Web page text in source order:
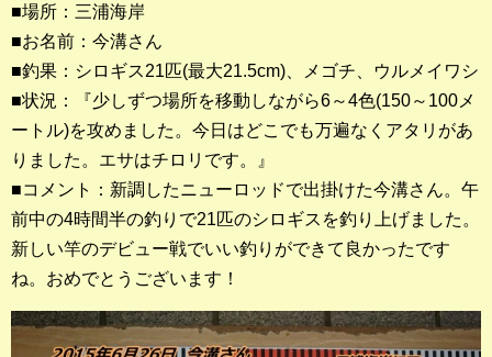
■場所：三浦海岸
■お名前：今溝さん
■釣果：シロギス21匹(最大21.5cm)、メゴチ、ウルメイワシ
■状況：『少しずつ場所を移動しながら6～4色(150～100メ
ートル)を攻めました。今日はどこでも万遍なくアタリがあ
りました。エサはチロリです。』
■コメント：新調したニューロッドで出掛けた今溝さん。午
前中の4時間半の釣りで21匹のシロギスを釣り上げました。
新しい竿のデビュー戦でいい釣りができて良かったです
ね。おめでとうございます！
釣果ランキング
2023年 クロダイ部門
2023年 メジナ部門
歴代釣果ランキング
クロダイ部門
メジナ部門
シロギス部門